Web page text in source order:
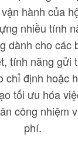
hành của
nhiều tính
dành cho các
tính năng gửi
chỉ định hoặc
tối ưu hóa
công nhiệm
phí.